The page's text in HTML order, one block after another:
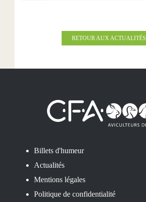
RETOUR AUX ACTUALITÉS
Billets d'humeur
Actualités
Mentions légales
Politique de confidentialité